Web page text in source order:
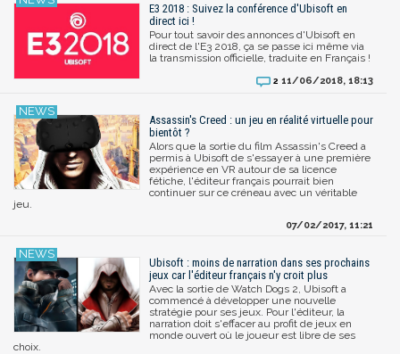
E3 2018 : Suivez la conférence d'Ubisoft en
direct ici !
Pour tout savoir des annonces d'Ubisoft en
direct de l'E3 2018, ça se passe ici même via
la transmission officielle, traduite en Français !
2 11/06/2018, 18:13
Assassin's Creed : un jeu en réalité virtuelle pour
bientôt ?
Alors que la sortie du film Assassin's Creed a
permis à Ubisoft de s'essayer à une première
expérience en VR autour de sa licence
fétiche, l'éditeur français pourrait bien
continuer sur ce créneau avec un véritable
jeu.
07/02/2017, 11:21
Ubisoft : moins de narration dans ses prochains
jeux car l'éditeur français n'y croit plus
Avec la sortie de Watch Dogs 2, Ubisoft a
commencé à développer une nouvelle
stratégie pour ses jeux. Pour l'éditeur, la
narration doit s'effacer au profit de jeux en
monde ouvert où le joueur est libre de ses
choix.